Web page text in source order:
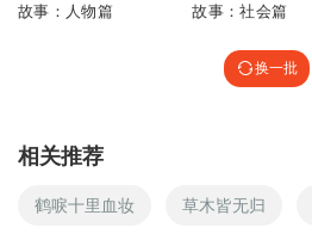
故事：人物篇
故事：社会篇
换一批
相关推荐
鹤唳十里血妆 草木皆无归